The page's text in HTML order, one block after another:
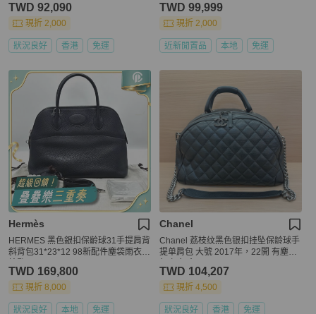
TWD 92,090
現折 2,000
狀況良好 香港 免運
TWD 99,999
現折 2,000
近新閒置品 本地 免運
Hermès
HERMES 黑色銀扣保齡球31手提肩背
斜背包31*23*12 98新配件塵袋雨衣鎖
TWD 169,800
現折 8,000
狀況良好 本地 免運
Chanel
Chanel 荔枝纹黑色银扣挂坠保龄球手
提单肩包 大號 2017年，22開 有塵袋
TWD 104,207
現折 4,500
狀況良好 香港 免運